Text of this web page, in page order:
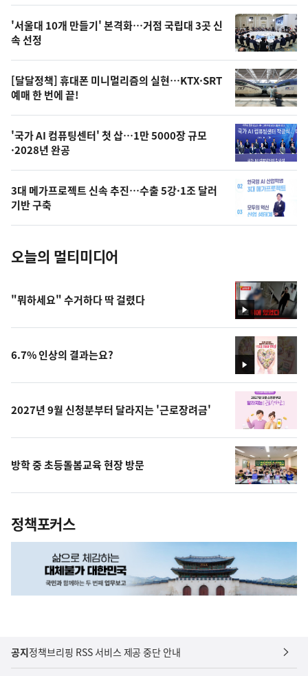
오
늘
의
영
상
오
늘
사
진
'서울대 10개 만들기' 본격화…거점 국립대 3곳 신
속 선정
[달달정책] 휴대폰 미니멀리즘의 실현…KTX·SRT
예매 한 번에 끝!
'국가 AI 컴퓨팅센터' 첫 삽…1만 5000장 규모
·2028년 완공
3대 메가프로젝트 신속 추진…수출 5강·1조 달러
기반 구축
오늘의 멀티미디어
영
상
"뭐하세요" 수거하다 딱 걸렸다
영
상
6.7% 인상의 결과는요?
2027년 9월 신청분부터 달라지는 '근로장려금'
방학 중 초등돌봄교육 현장 방문
정책포커스
공지정책브리핑 RSS 서비스 제공 중단 안내